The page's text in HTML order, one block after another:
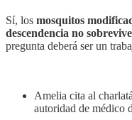
Sí, los mosquitos
descendencia no sobrevive
pregunta deberá ser un
Amelia cita al
autoridad de médico